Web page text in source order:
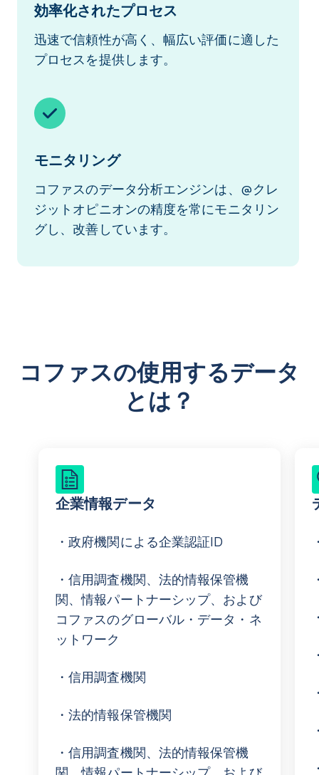
効率化されたプロセス
迅速で信頼性が高く、幅広い評価に適した
プロセスを提供します。
モニタリング
コファスのデータ分析エンジンは、@クレ
ジットオピニオンの精度を常にモニタリン
グし、改善しています。
コファスの使用するデータ
とは？
企業情報データ
・政府機関による企業認証ID
・信用調査機関、法的情報保管機
関、情報パートナーシップ、および
コファスのグローバル・データ・ネ
ットワーク
・信用調査機関
・法的情報保管機関
・信用調査機関、法的情報保管機